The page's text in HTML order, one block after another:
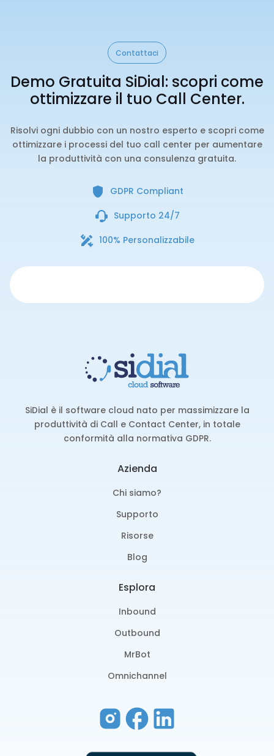
Contattaci
Demo Gratuita SiDial: scopri come
ottimizzare il tuo Call Center.
Risolvi ogni dubbio con un nostro esperto e scopri come
ottimizzare i processi del tuo call center per aumentare
la produttività con una consulenza gratuita.
GDPR Compliant
Supporto 24/7
100% Personalizzabile
SiDial è il software cloud nato per massimizzare la
produttività di Call e Contact Center, in totale
conformità alla normativa GDPR.
Azienda
Chi siamo?
Supporto
Risorse
Blog
Esplora
Inbound
Outbound
MrBot
Omnichannel